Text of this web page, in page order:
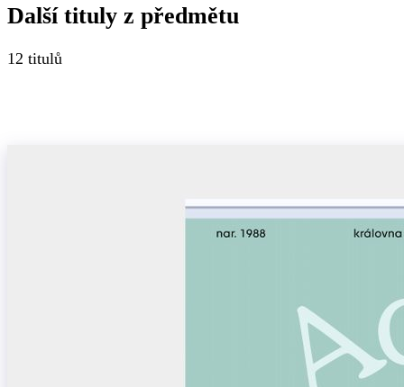
Další tituly z předmětu
12 titulů